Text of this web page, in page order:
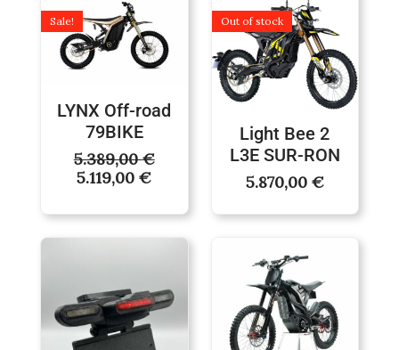
Sale!
LYNX Off-road
79BIKE
5.389,00€
prix
initial
était :
5.389,00 €.
5.119,00€
actuel
est :
5.119,00 €.
Out of stock
Light Bee 2
L3E SUR-RON
5.870,00 €